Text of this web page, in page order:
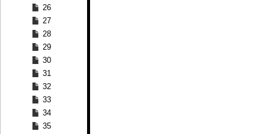
26
27
28
29
30
31
32
33
34
35